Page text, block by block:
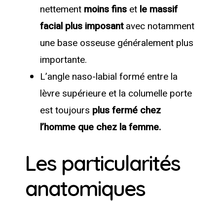
nettement moins finset le massif
facial plus imposantavec notamment
une base osseuse généralement plus
importante.
L’angle naso-labial formé entre la
lèvre supérieure et la columelle porte
est toujours plus fermé chez
l’homme que chez la femme.
Les particularités
anatomiques